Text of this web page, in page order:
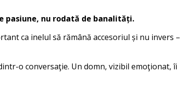
pasiune, nu rodată de banalități.
ca inelul să rămână accesoriul și nu invers –
o conversaţie. Un domn, vizibil emoţionat, îi